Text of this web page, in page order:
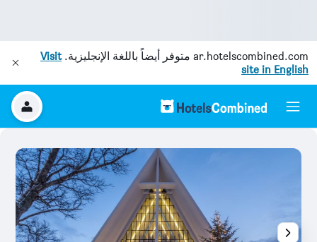
ar.hotelscombined.com متوفر أيضاً باللغة الإنجليزية.Visit
site in English